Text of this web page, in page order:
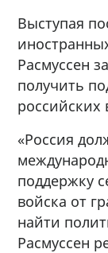
Выступая
Расмуссен
получить
российских
«Россия
поддержку
войска от
найти
Расмуссен